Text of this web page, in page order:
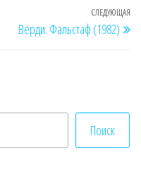
СЛЕДУЮЩАЯ
Верди. Фальстаф (1982)
Поиск